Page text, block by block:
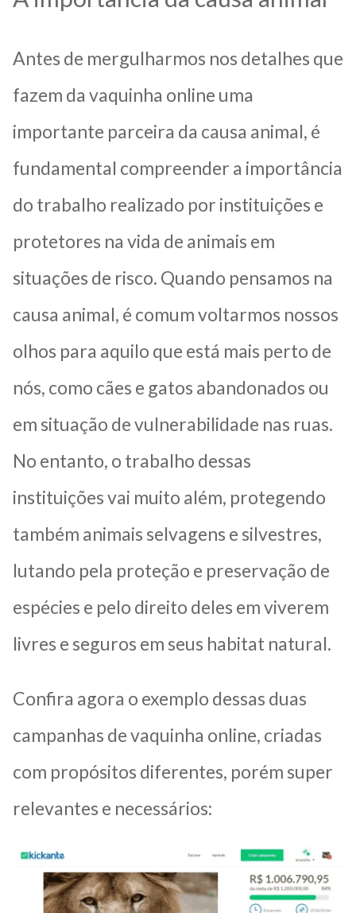
Antes de mergulharmos nos detalhes que
fazem da vaquinha online uma
importante parceira da causa animal, é
fundamental compreender a importância
do trabalho realizado por instituições e
protetores na vida de animais em
situações de risco. Quando pensamos na
causa animal, é comum voltarmos nossos
olhos para aquilo que está mais perto de
nós, como cães e gatos abandonados ou
em situação de vulnerabilidade nas ruas.
No entanto, o trabalho dessas
instituições vai muito além, protegendo
também animais selvagens e silvestres,
lutando pela proteção e preservação de
espécies e pelo direito deles em viverem
livres e seguros em seus habitat natural.
Confira agora o exemplo dessas duas
campanhas de vaquinha online, criadas
com propósitos diferentes, porém super
relevantes e necessários: